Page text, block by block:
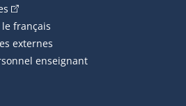
(Cet hyperlien externe s'ouvrira
français
externes
enseignant